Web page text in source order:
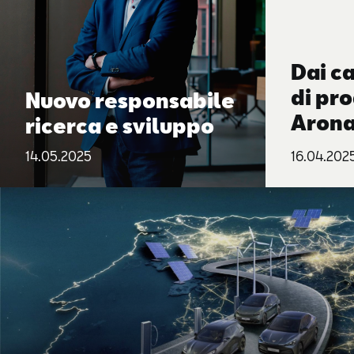
Nuovo responsabile
ricerca e sviluppo
14.05.2025
Dai
di